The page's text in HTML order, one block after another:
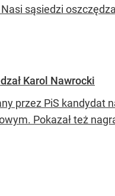
sąsiedzi
Karol Nawrocki
przez PiS kandydat
Pokazał też